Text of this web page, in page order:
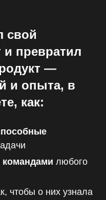
свой
превратил
—
и опыта, в
как:
командами любого
чтобы о них узнала